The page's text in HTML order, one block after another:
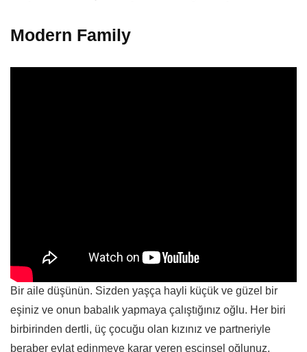
Modern Family
Bir aile düşünün. Sizden yaşça hayli küçük ve güzel bir
eşiniz ve onun babalık yapmaya çalıştığınız oğlu. Her biri
birbirinden dertli, üç çocuğu olan kızınız ve partneriyle
beraber evlat edinmeye karar veren eşcinsel oğlunuz.